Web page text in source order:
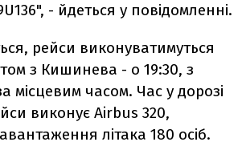
- йдеться у повідомленні.
рейси виконуватимуться
з Кишинева - о 19:30, з
місцевим часом. Час у дорозі
виконує Airbus 320,
літака 180 осіб.